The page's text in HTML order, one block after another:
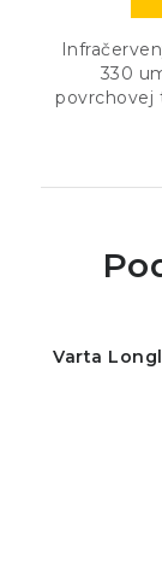
330
povrchovej
Varta